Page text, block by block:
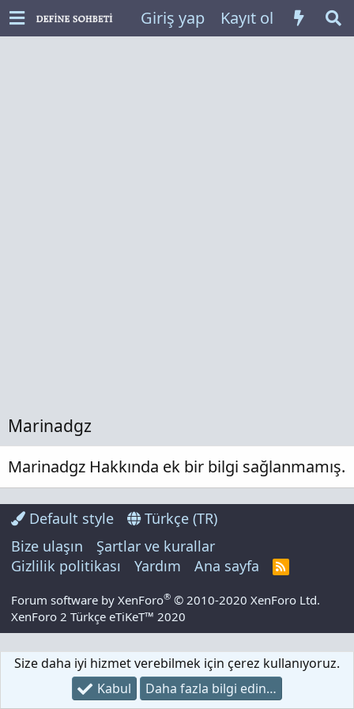
Giriş yap Kayıt ol
Marinadgz
Marinadgz Hakkında ek bir bilgi sağlanmamış.
Default style
Türkçe (TR)
Bize ulaşın
Şartlar ve kurallar
Gizlilik politikası
Yardım Ana sayfa
R
S
Forum software by XenForo® © 2010-2020 XenForo Ltd.
XenForo 2 Türkçe eTiKeT™ 2020
Size daha iyi hizmet verebilmek için çerez kullanıyoruz.
Kabul
Daha fazla bilgi edin…